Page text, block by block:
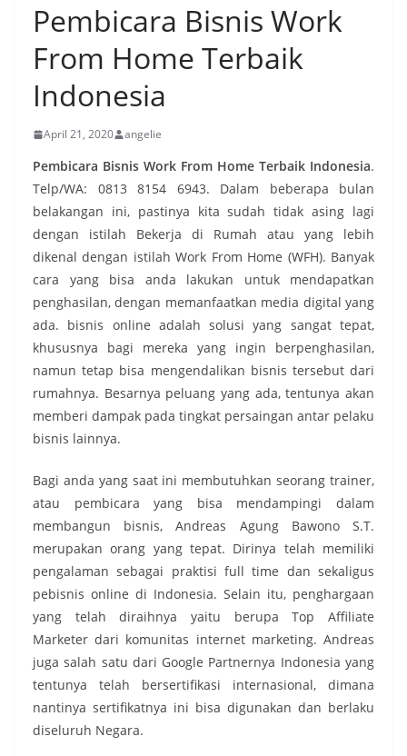
Pembicara Bisnis Work
From Home Terbaik
Indonesia
April 21, 2020 angelie
Pembicara Bisnis Work From Home Terbaik Indonesia.
Telp/WA: 0813 8154 6943. Dalam beberapa bulan
belakangan ini, pastinya kita sudah tidak asing lagi
dengan istilah Bekerja di Rumah atau yang lebih
dikenal dengan istilah Work From Home (WFH). Banyak
cara yang bisa anda lakukan untuk mendapatkan
penghasilan, dengan memanfaatkan media digital yang
ada. bisnis online adalah solusi yang sangat tepat,
khususnya bagi mereka yang ingin berpenghasilan,
namun tetap bisa mengendalikan bisnis tersebut dari
rumahnya. Besarnya peluang yang ada, tentunya akan
memberi dampak pada tingkat persaingan antar pelaku
bisnis lainnya.
Bagi anda yang saat ini membutuhkan seorang trainer,
atau pembicara yang bisa mendampingi dalam
membangun bisnis, Andreas Agung Bawono S.T.
merupakan orang yang tepat. Dirinya telah memiliki
pengalaman sebagai praktisi full time dan sekaligus
pebisnis online di Indonesia. Selain itu, penghargaan
yang telah diraihnya yaitu berupa Top Affiliate
Marketer dari komunitas internet marketing. Andreas
juga salah satu dari Google Partnernya Indonesia yang
tentunya telah bersertifikasi internasional, dimana
nantinya sertifikatnya ini bisa digunakan dan berlaku
diseluruh Negara.